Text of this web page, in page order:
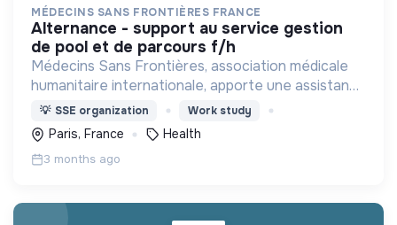
MÉDECINS SANS FRONTIÈRES FRANCE
alternance - support au service gestion
de pool et de parcours f/h
Médecins Sans Frontières, association médicale
humanitaire internationale, apporte une assistance
médicale à des populations dont la vie est
menacée.
💡 SSE organization Work study
Paris, France Health
3 months ago